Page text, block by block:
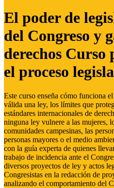
El poder de
del Congreso y
derechos
el proceso
Este curso enseña cómo funciona
válida una ley, los límites que
estándares internacionales de
ninguna ley vulnere a las mujeres,
comunidades campesinas, las
personas mayores o el medio
con la guía experta de quienes
trabajo de incidencia ante el
diversos proyectos de ley y actos
Congresistas en la redacción de
analizando el comportamiento del